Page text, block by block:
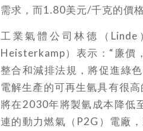
需求，而1.80美元/千克的價
工業氣體公司林德（
Heisterkamp）表示：“廉價
整合和減排法規，將促進綠
電解生產的可再生氫具有很
將在2030年將製氫成本降低
連的動力燃氣（P2G）電廠